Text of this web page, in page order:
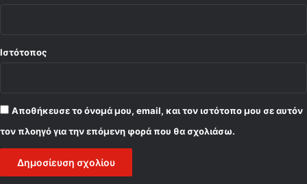
Ιστότοπος
Αποθήκευσε το όνομά μου, email, και τον ιστότοπο μου σε αυτόν
τον πλοηγό για την επόμενη φορά που θα σχολιάσω.